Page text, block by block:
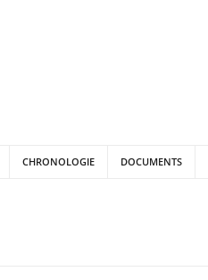
CHRONOLOGIE DOCUMENTS